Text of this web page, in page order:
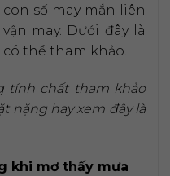
số may mắn liên
may. Dưới đây là
thể tham khảo.
tính chất tham khảo
nặng hay xem đây là
khi mơ thấy mưa